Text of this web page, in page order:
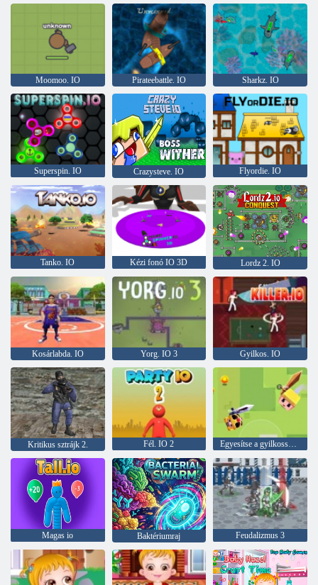
Moomoo. IO Pirateebattle. IO Sharkz. IO
Superspin. IO Crazysteve. IO Flyordie. IO
Tanko. IO Kézi fonó IO 3D Lordz 2. IO
Kosárlabda. IO Yorg. IO 3 Gyilkos. IO
Kritikus sztrájk 2. Fél. IO 2 Egyesítse a gyilkosságot
Magas io Baktériumraj Feudalizmus 3